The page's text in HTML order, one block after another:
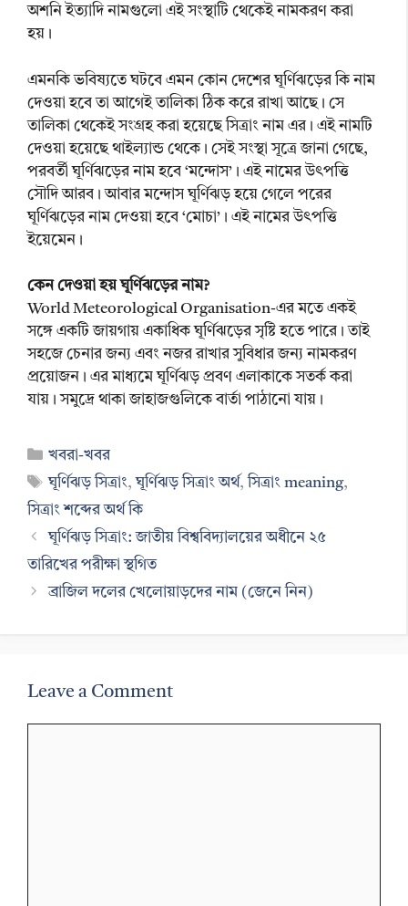
অশনি ইত্যাদি নামগুলো এই সংস্থাটি থেকেই নামকরণ করা
হয়।
এমনকি ভবিষ্যতে ঘটবে এমন কোন দেশের ঘূর্ণিঝড়ের কি নাম
দেওয়া হবে তা আগেই তালিকা ঠিক করে রাখা আছে। সে
তালিকা থেকেই সংগ্রহ করা হয়েছে সিত্রাং নাম এর। এই নামটি
দেওয়া হয়েছে থাইল্যান্ড থেকে। সেই সংস্থা সূত্রে জানা গেছে,
পরবর্তী ঘূর্ণিঝড়ের নাম হবে ‘মন্দোস’। এই নামের উৎপত্তি
সৌদি আরব। আবার মন্দোস ঘূর্ণিঝড় হয়ে গেলে পরের
ঘূর্ণিঝড়ের নাম দেওয়া হবে ‘মোচা’। এই নামের উৎপত্তি
ইয়েমেন।
কেন দেওয়া হয় ঘূর্ণিঝড়ের নাম?
World Meteorological Organisation-এর মতে একই
সঙ্গে একটি জায়গায় একাধিক ঘূর্ণিঝড়ের সৃষ্টি হতে পারে। তাই
সহজে চেনার জন্য এবং নজর রাখার সুবিধার জন্য নামকরণ
প্রয়োজন। এর মাধ্যমে ঘূর্ণিঝড় প্রবণ এলাকাকে সতর্ক করা
যায়। সমুদ্রে থাকা জাহাজগুলিকে বার্তা পাঠানো যায়।
Categories
খবরা-খবর
Tags
ঘূর্ণিঝড় সিত্রাং,ঘূর্ণিঝড় সিত্রাং অর্থ,সিত্রাং meaning,
সিত্রাং শব্দের অর্থ কি
ঘূর্ণিঝড় সিত্রাং: জাতীয় বিশ্ববিদ্যালয়ের অধীনে ২৫
তারিখের পরীক্ষা স্থগিত
ব্রাজিল দলের খেলোয়াড়দের নাম (জেনে নিন)
Leave a Comment